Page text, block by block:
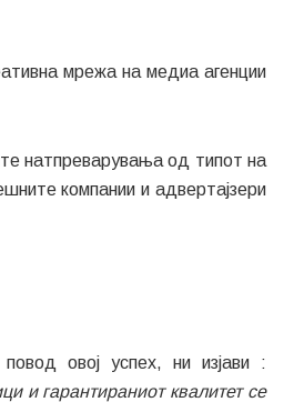
мрежа на медиа агенции
натпреварувања од типот на
компании и адвертајзери
овој успех, ни изјави :
и гарантираниот квалитет се